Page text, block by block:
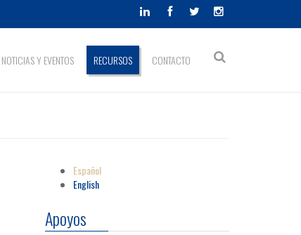
Formulario
Buscar
NOTICIAS Y EVENTOS RECURSOS CONTACTO
Español
English
Apoyos